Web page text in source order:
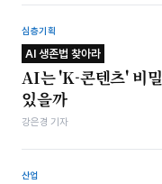
심층기획
AI 생존법 찾아라
AI는 'K-콘텐츠' 비
있을까
강은경 기자
산업